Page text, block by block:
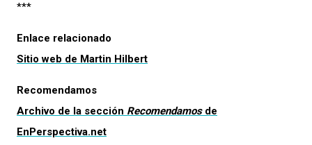
***
Enlace relacionado
Sitio web de Martin Hilbert
Recomendamos
Archivo de la sección Recomendamosde
EnPerspectiva.net